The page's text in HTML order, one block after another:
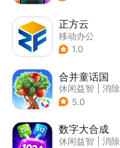
正方云
移动办公
1.0
合并童话国
休闲益智 消除
| 合成
5.0
数字大合成
休闲益智 消除